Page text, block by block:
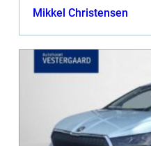
skal gøre. Det er
Mikkel Christensen